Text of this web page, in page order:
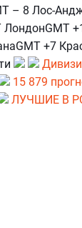
– 8 Лос-
ЛондонGMT
+7
15 879
ЛУЧШИЕ В